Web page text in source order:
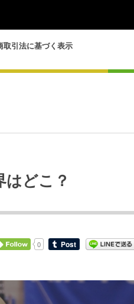
取引法に基づく表示
どこ？
0